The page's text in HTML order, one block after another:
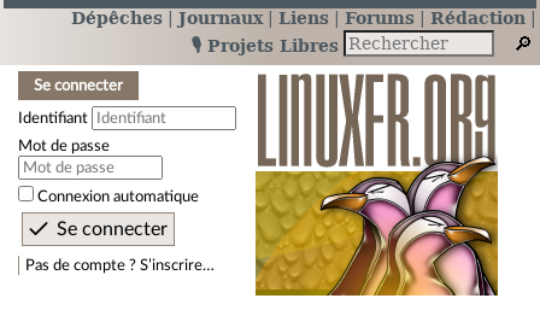
Dépêches Journaux Liens Forums
Rédaction
🎙️ Projets Libres
Se connecter
Identifiant
Mot de passe
Connexion automatique
Pas de compte ? S’inscrire…